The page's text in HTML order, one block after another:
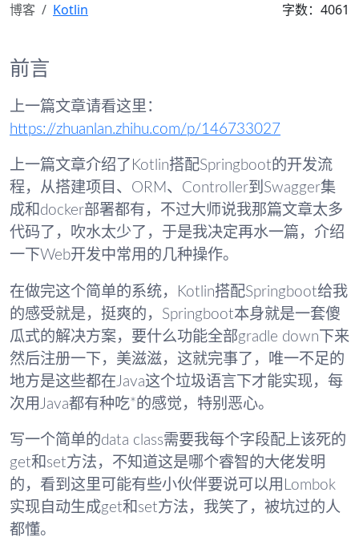
博客
Kotlin 字数：4061
前言
上一篇文章请看这里：
https://zhuanlan.zhihu.com/p/146733027
上一篇文章介绍了Kotlin搭配Springboot的开发流
程，从搭建项目、ORM、Controller到Swagger集
成和docker部署都有，不过大师说我那篇文章太多
代码了，吹水太少了，于是我决定再水一篇，介绍
一下Web开发中常用的几种操作。
在做完这个简单的系统，Kotlin搭配Springboot给我
的感受就是，挺爽的，Springboot本身就是一套傻
瓜式的解决方案，要什么功能全部gradle down下来
然后注册一下，美滋滋，这就完事了，唯一不足的
地方是这些都在Java这个垃圾语言下才能实现，每
次用Java都有种吃*的感觉，特别恶心。
写一个简单的data class需要我每个字段配上该死的
get和set方法，不知道这是哪个睿智的大佬发明
的，看到这里可能有些小伙伴要说可以用Lombok
实现自动生成get和set方法，我笑了，被坑过的人
都懂。